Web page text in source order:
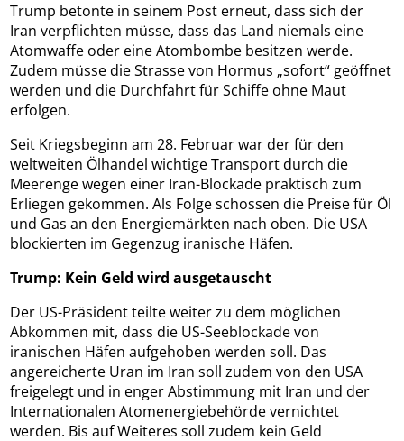
Trump betonte in seinem Post erneut, dass sich der
Iran verpflichten müsse, dass das Land niemals eine
Atomwaffe oder eine Atombombe besitzen werde.
Zudem müsse die Strasse von Hormus „sofort“ geöffnet
werden und die Durchfahrt für Schiffe ohne Maut
erfolgen.
Seit Kriegsbeginn am 28. Februar war der für den
weltweiten Ölhandel wichtige Transport durch die
Meerenge wegen einer Iran-Blockade praktisch zum
Erliegen gekommen. Als Folge schossen die Preise für Öl
und Gas an den Energiemärkten nach oben. Die USA
blockierten im Gegenzug iranische Häfen.
Trump: Kein Geld wird ausgetauscht
Der US-Präsident teilte weiter zu dem möglichen
Abkommen mit, dass die US-Seeblockade von
iranischen Häfen aufgehoben werden soll. Das
angereicherte Uran im Iran soll zudem von den USA
freigelegt und in enger Abstimmung mit Iran und der
Internationalen Atomenergiebehörde vernichtet
werden. Bis auf Weiteres soll zudem kein Geld